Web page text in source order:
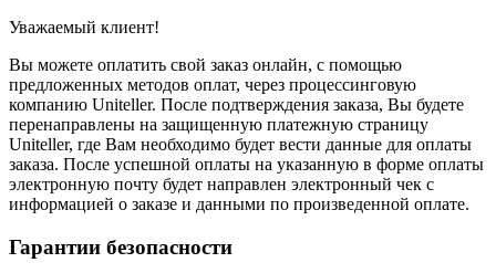
Уважаемый клиент!
Вы можете оплатить свой заказ онлайн, с помощью
предложенных методов оплат, через процессинговую
компанию Uniteller. После подтверждения заказа, Вы будете
перенаправлены на защищенную платежную страницу
Uniteller, где Вам необходимо будет вести данные для оплаты
заказа. После успешной оплаты на указанную в форме оплаты
электронную почту будет направлен электронный чек с
информацией о заказе и данными по произведенной оплате.
Гарантии безопасности